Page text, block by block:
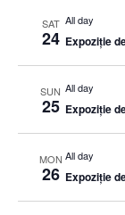
SAT
24
All day
Expoziție
SUN
25
All day
Expoziție
MON
26
All day
Expoziție